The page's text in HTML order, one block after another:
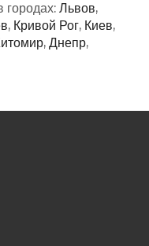
городах: Львов,
, Кривой Рог, Киев,
, Днепр,